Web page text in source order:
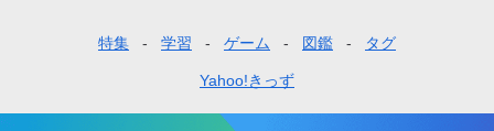
タ
特集 学習 ゲーム 図鑑 タグ
Yahoo!きっず